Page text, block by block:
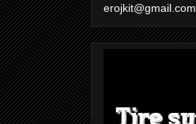
erojkit@gmail.com